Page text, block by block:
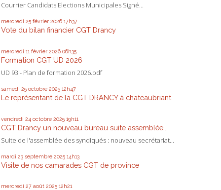
Courrier Candidats Elections Municipales Signé...
mercredi 25 février 2026 17h37
Vote du bilan financier CGT Drancy
mercredi 11 février 2026 06h35
Formation CGT UD 2026
UD 93 - Plan de formation 2026.pdf
samedi 25 octobre 2025 12h47
Le représentant de la CGT DRANCY à chateaubriant
vendredi 24 octobre 2025 19h11
CGT Drancy un nouveau bureau suite assemblée...
Suite de l'assemblée des syndiqués : nouveau secrétariat...
mardi 23 septembre 2025 14h13
Visite de nos camarades CGT de province
mercredi 27 août 2025 12h21